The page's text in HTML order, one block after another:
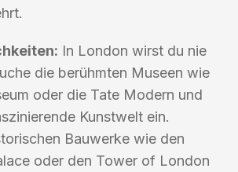
In London wirst du nie
die berühmten Museen wie
oder die Tate Modern und
Kunstwelt ein.
Bauwerke wie den
oder den Tower of London